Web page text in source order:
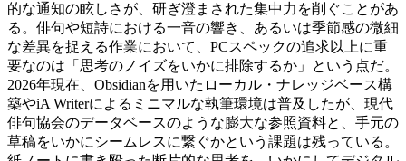
的な通知の眩しさが、研ぎ澄まされた集中力を削ぐことがあ
る。俳句や短詩における一音の響き、あるいは季節感の微細
な差異を捉える作業において、PCスペックの追求以上に重
要なのは「思考のノイズをいかに排除するか」という点だ。
2026年現在、Obsidianを用いたローカル・ナレッジベース構
築やiA Writerによるミニマルな執筆環境は普及したが、現代
俳句協会のデータベースのような膨大な参照資料と、手元の
草稿をいかにシームレスに繋ぐかという課題は残っている。